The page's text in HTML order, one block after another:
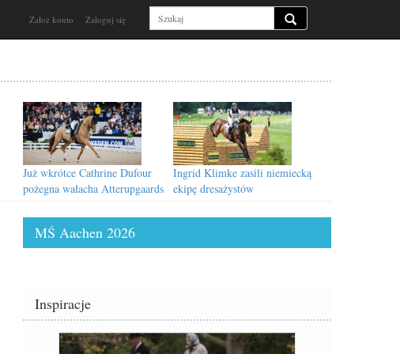
Założ konto Zaloguj się
Już wkrótce Cathrine Dufour
pożegna wałacha Atterupgaards
Ingrid Klimke zasili niemiecką
ekipę dresażystów
MŚ Aachen 2026
Inspiracje